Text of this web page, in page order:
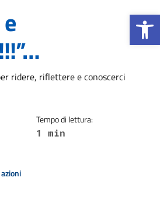
Apri la
notizia
ridere, riflettere e conoscerci
Tempo di lettura:
1 min